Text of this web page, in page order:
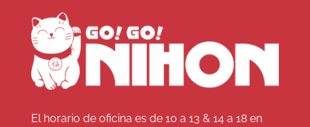
El horario de oficina es de 10 a 13 & 14 a 18 en